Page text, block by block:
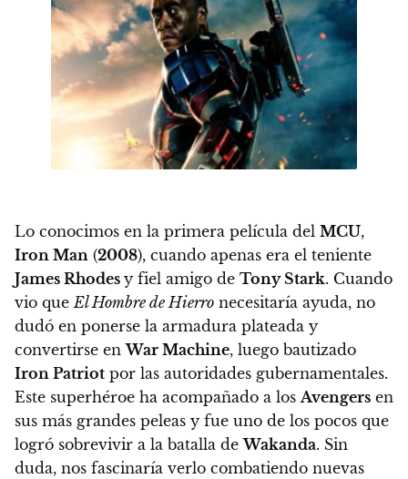
Lo conocimos en la primera película del MCU,
Iron Man (2008), cuando apenas era el teniente
James Rhodes y fiel amigo de Tony Stark. Cuando
vio queEl Hombre de Hierro necesitaría ayuda, no
dudó en ponerse la armadura plateada y
convertirse enWar Machine, luego bautizado
Iron Patriot por las autoridades gubernamentales.
Este superhéroe ha acompañado a losAvengers en
sus más grandes peleas y fue uno de los pocos que
logró sobrevivir a la batalla deWakanda. Sin
duda, nos fascinaría verlo combatiendo nuevas